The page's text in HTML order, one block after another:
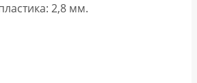
2,8 мм.